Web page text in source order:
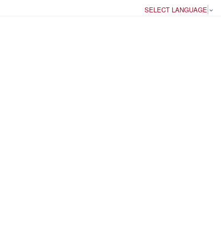
SELECT LANGUAGE